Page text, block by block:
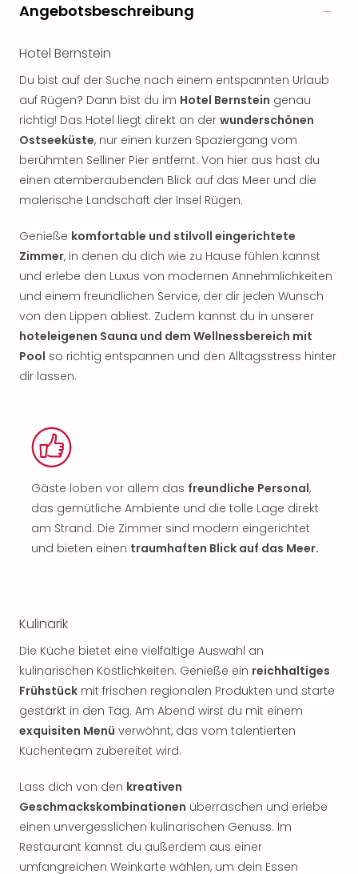
Angebotsbeschreibung
Hotel Bernstein
Du bist auf der Suche nach einem entspannten Urlaub
auf Rügen? Dann bist du im Hotel Bernstein genau
richtig! Das Hotel liegt direkt an der wunderschönen
Ostseeküste, nur einen kurzen Spaziergang vom
berühmten Selliner Pier entfernt. Von hier aus hast du
einen atemberaubenden Blick auf das Meer und die
malerische Landschaft der Insel Rügen.
Genieße komfortable und stilvoll eingerichtete
Zimmer, in denen du dich wie zu Hause fühlen kannst
und erlebe den Luxus von modernen Annehmlichkeiten
und einem freundlichen Service, der dir jeden Wunsch
von den Lippen abliest. Zudem kannst du in unserer
hoteleigenen Sauna und dem Wellnessbereich mit
Pool so richtig entspannen und den Alltagsstress hinter
dir lassen.
Gäste loben vor allem das freundliche Personal,
das gemütliche Ambiente und die tolle Lage direkt
am Strand. Die Zimmer sind modern eingerichtet
und bieten einen traumhaften Blick auf das Meer.
Kulinarik
Die Küche bietet eine vielfältige Auswahl an
kulinarischen Köstlichkeiten. Genieße ein reichhaltiges
Frühstück mit frischen regionalen Produkten und starte
gestärkt in den Tag. Am Abend wirst du mit einem
exquisiten Menü verwöhnt, das vom talentierten
Küchenteam zubereitet wird.
Lass dich von den kreativen
Geschmackskombinationen überraschen und erlebe
einen unvergesslichen kulinarischen Genuss. Im
Restaurant kannst du außerdem aus einer
umfangreichen Weinkarte wählen, um dein Essen